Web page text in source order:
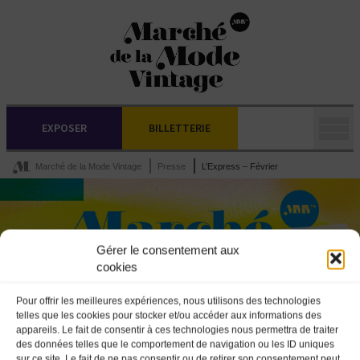
Gérer le consentement aux
cookies
Pour offrir les meilleures expériences, nous utilisons des technologies
telles que les cookies pour stocker et/ou accéder aux informations des
appareils. Le fait de consentir à ces technologies nous permettra de traiter
des données telles que le comportement de navigation ou les ID uniques
EXPOSER BILLETTERIE
Marché de la Mode Vintage Presse L’Express – Février